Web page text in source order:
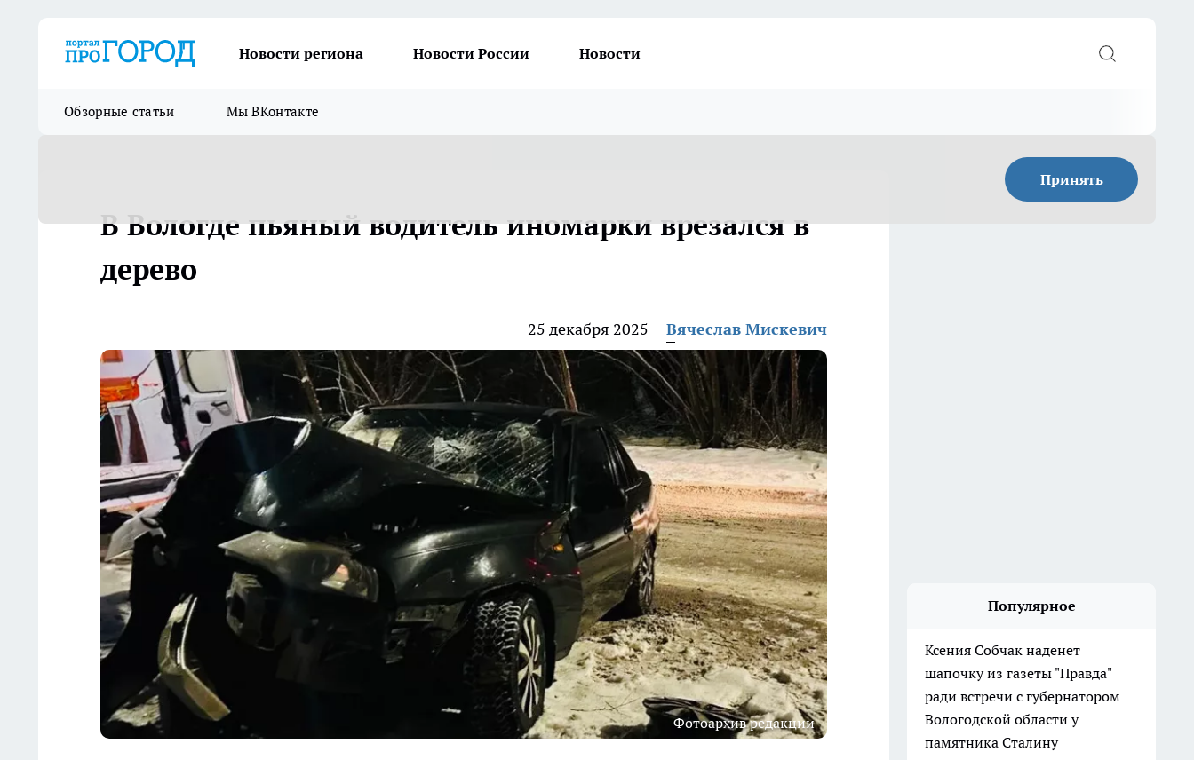
Новости региона Новости России Новости
Обзорные статьи Мы ВКонтакте
Принять
В Вологде пьяный водитель иномарки врезался в
дерево
25 декабря 2025 Вячеслав Мискевич
Фотоархив редакции
Популярное
Ксения Собчак наденет
шапочку из газеты "Правда"
ради встречи с губернатором
Вологодской области у
памятника Сталину